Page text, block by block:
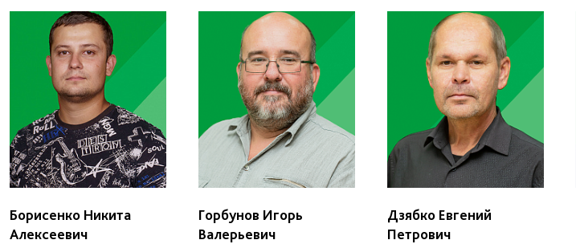
Борисенко Никита
Алексеевич
Горбунов Игорь
Валерьевич
Дзябко Евгений
Петрович